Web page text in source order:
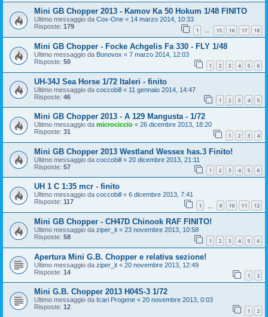
Mini GB Chopper 2013 - Kamov Ka 50 Hokum 1/48 FINITO
Ultimo messaggio da Cox-One « 14 marzo 2014, 10:33
Risposte: 179 1 … 15 16 17 18
Mini GB Chopper - Focke Achgelis Fa 330 - FLY 1/48
Ultimo messaggio da Bonovox « 7 marzo 2014, 12:03
Risposte: 50 1 2 3 4 5 6
UH-34J Sea Horse 1/72 Italeri - finito
Ultimo messaggio da coccobill « 11 gennaio 2014, 14:47
Risposte: 46 1 2 3 4 5
Mini GB Chopper 2013 - A 129 Mangusta - 1/72
Ultimo messaggio da microciccio « 26 dicembre 2013, 18:20
Risposte: 31 1 2 3 4
Mini GB Chopper 2013 Westland Wessex has.3 Finito!
Ultimo messaggio da coccobill « 20 dicembre 2013, 21:11
Risposte: 57 1 2 3 4 5 6
UH 1 C 1:35 mcr - finito
Ultimo messaggio da coccobill « 6 dicembre 2013, 7:41
Risposte: 117 1 9 10 11 12
Mini GB Chopper - CH47D Chinook RAF FINITO!
Ultimo messaggio da ziper_it « 23 novembre 2013, 10:58
Risposte: 58 1 2 3 4 5 6
Apertura Mini G.B. Chopper e relativa sezione!
Ultimo messaggio da ziper_it « 20 novembre 2013, 12:49
Risposte: 14 1 2
Mini G.B. Chopper 2013 H04S-3 1/72
Ultimo messaggio da Icari Progene « 20 novembre 2013, 0:03
Risposte: 12 1 2